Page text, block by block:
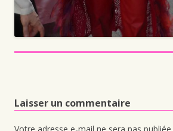
Laisser un commentaire